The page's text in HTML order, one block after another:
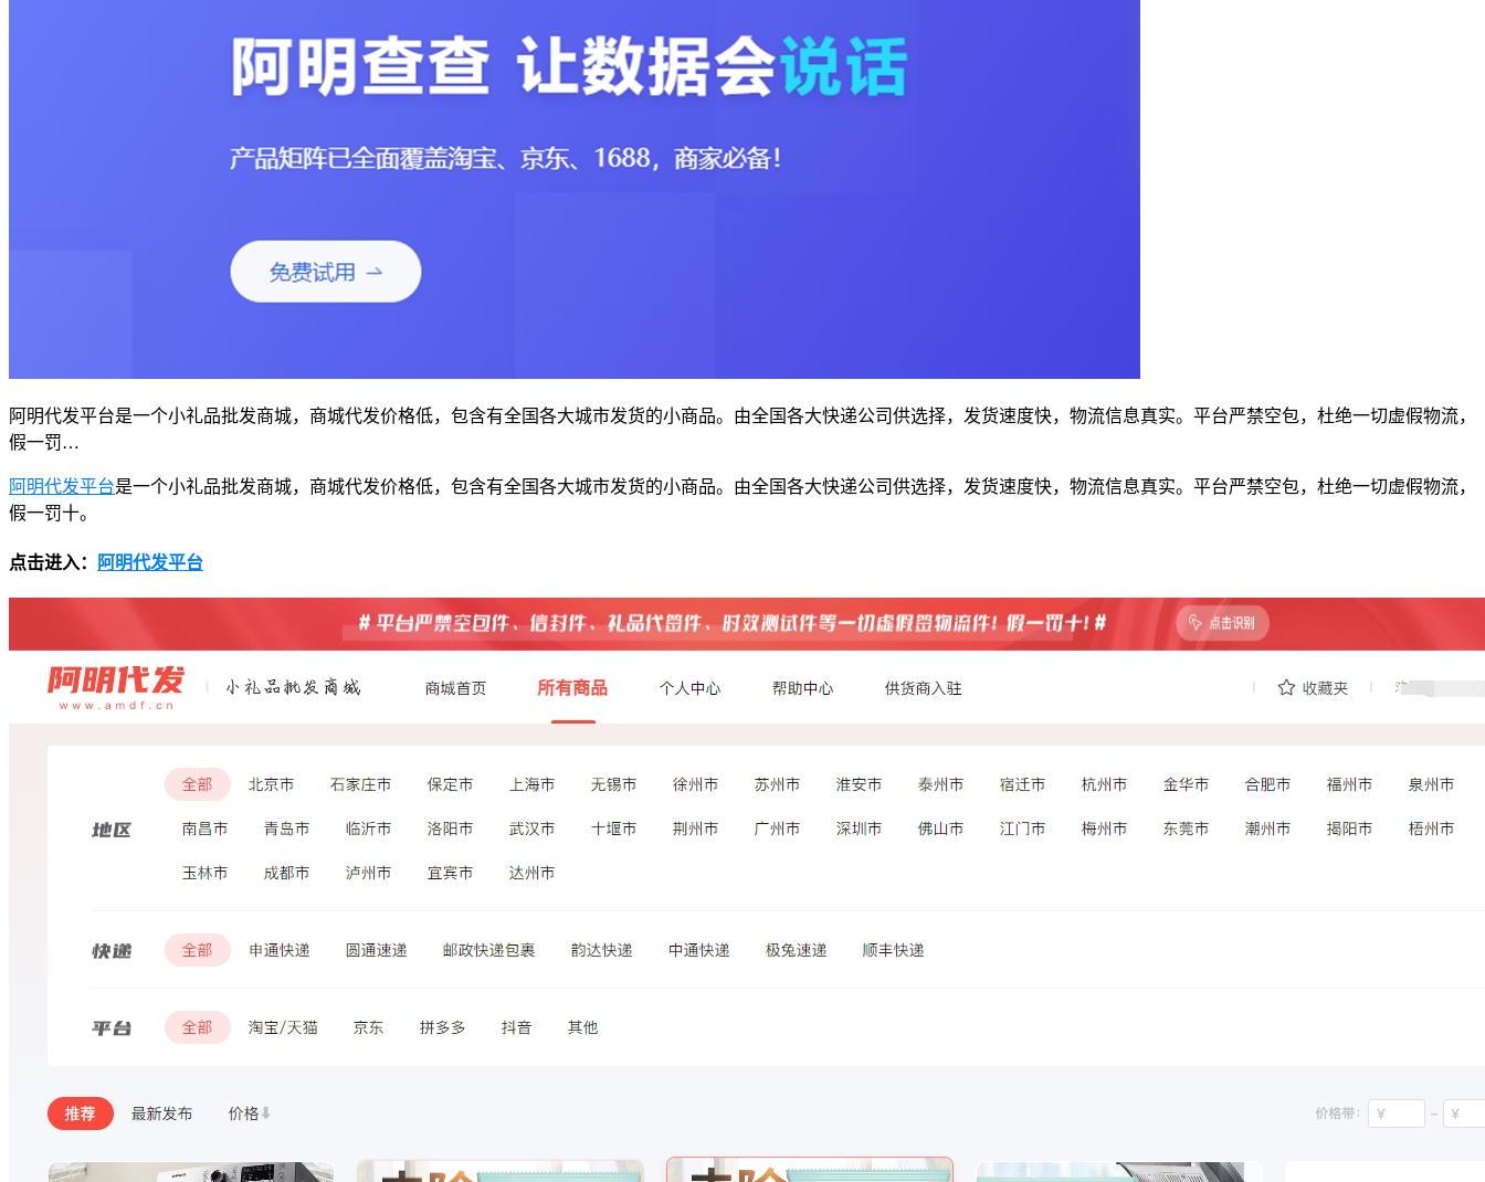
阿明代发平台是一个小礼品批发商城，商城代发价格低，包含有全国各大城市发货的小商品。由全国各大快递公司供选择，发货速度快，物流信息真实。平台严禁空包，杜绝一切虚假物流，
假一罚…
阿明代发平台是一个小礼品批发商城，商城代发价格低，包含有全国各大城市发货的小商品。由全国各大快递公司供选择，发货速度快，物流信息真实。平台严禁空包，杜绝一切虚假物流，
假一罚十。
点击进入： 阿明代发平台